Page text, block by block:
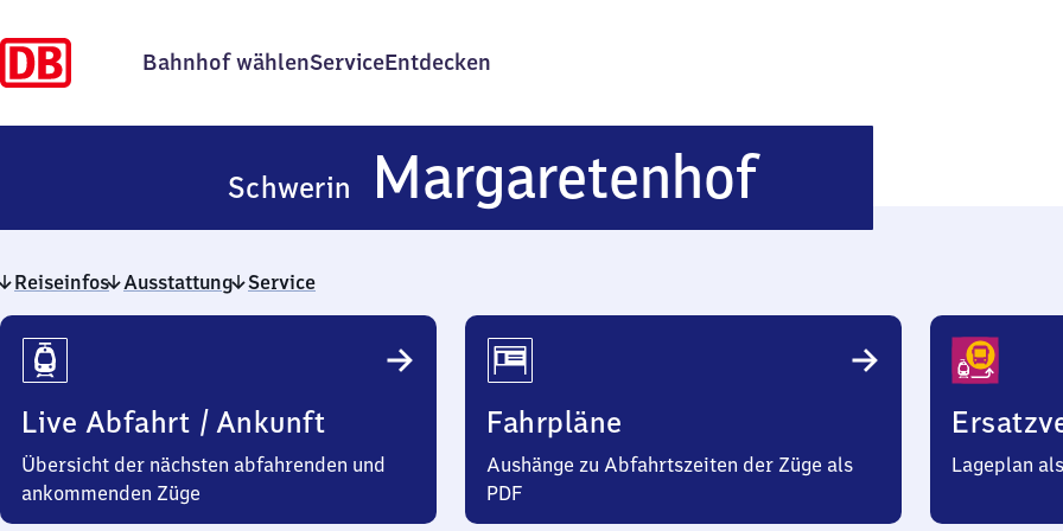
Bahnhof wählenServiceEntdecken
Schwerin MargaretenhofSchwerin-
Reiseinfos Ausstattung Service
Reiseinfos
Live Abfahrt / Ankunft
Übersicht der nächsten abfahrenden und
ankommenden Züge
Fahrpläne
Aushänge zu Abfahrtszeiten der Züge als
PDF
Lageplan